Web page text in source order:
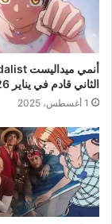
الثاني قادم في يناير 2026
1 أغسطس، 2025